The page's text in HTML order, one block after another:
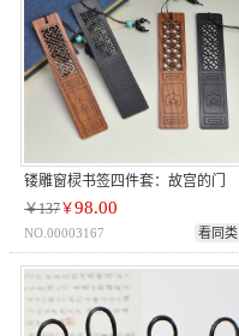
镂雕窗棂书签四件套：故宫的门
￥137￥98.00
NO.00003167 看同类